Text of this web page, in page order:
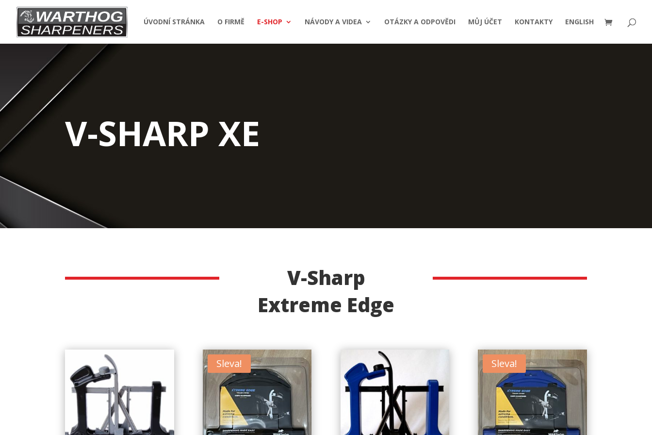
ÚVODNÍ STRÁNKA O FIRMĚ E-SHOP NÁVODY A VIDEA OTÁZKY A ODPOVĚDI MŮJ ÚČET KONTAKTY ENGLISH
V-SHARP XE
V-Sharp
Extreme Edge
Sleva! Sleva!